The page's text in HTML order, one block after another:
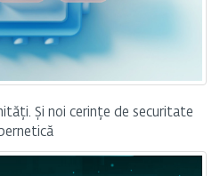
Și noi cerințe de securitate